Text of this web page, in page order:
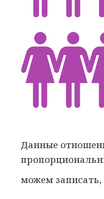
Данные
можем записать,